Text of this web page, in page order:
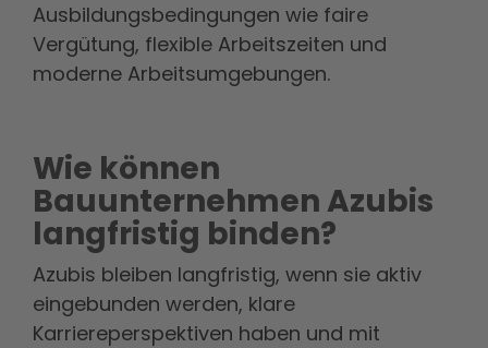
Ausbildungsbedingungen wie faire
Vergütung, flexible Arbeitszeiten und
moderne Arbeitsumgebungen.
Wie können
Bauunternehmen Azubis
langfristig binden?
Azubis bleiben langfristig, wenn sie aktiv
eingebunden werden, klare
Karriereperspektiven haben und mit